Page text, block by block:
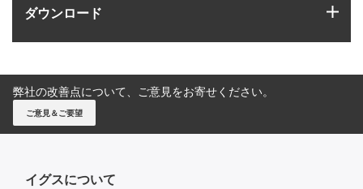
ダウンロード
弊社の改善点について、ご意見をお寄せください。
ご意見＆ご要望
イグスについて